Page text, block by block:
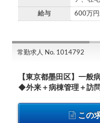
給与 600万
常勤求人 No. 1014792
【東京都墨田区】一般
◆外来＋病棟管理＋訪
この